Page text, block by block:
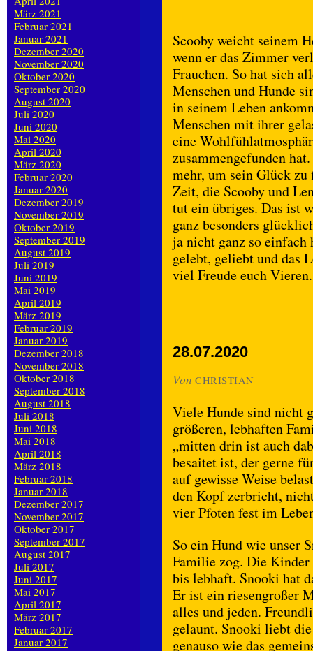
Scooby weicht seinem
wenn er das Zimmer
Frauchen. So hat sich
Menschen und Hunde
in seinem Leben
Menschen mit ihrer
eine
zusammengefunden
mehr, um sein Glück
Zeit, die Scooby und
tut ein übriges. Das ist
ganz besonders
ja nicht ganz so
gelebt, geliebt und das
viel Freude euch Vieren.
28.07.2020
Von CHRISTIAN
Viele Hunde sind nicht
größeren, lebhaften
„mitten drin ist auch
besaitet ist, der gerne
auf gewisse Weise
den Kopf zerbricht,
vier Pfoten fest im
So ein Hund wie unser
Familie zog. Die Kinder
bis lebhaft. Snooki hat
Er ist ein riesengroßer
alles und jeden.
gelaunt. Snooki liebt
genauso wie das
März 2021
Februar 2021
Januar 2021
Dezember 2020
November 2020
Oktober 2020
September 2020
August 2020
Juli 2020
Juni 2020
Mai 2020
April 2020
März 2020
Februar 2020
Januar 2020
Dezember 2019
November 2019
Oktober 2019
September 2019
August 2019
Juli 2019
Juni 2019
Mai 2019
April 2019
März 2019
Februar 2019
Januar 2019
Dezember 2018
November 2018
Oktober 2018
September 2018
August 2018
Juli 2018
Juni 2018
Mai 2018
April 2018
März 2018
Februar 2018
Januar 2018
Dezember 2017
November 2017
Oktober 2017
September 2017
August 2017
Juli 2017
Juni 2017
Mai 2017
April 2017
März 2017
Februar 2017
Januar 2017